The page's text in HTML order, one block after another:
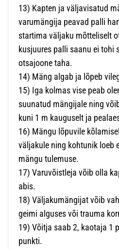
13) Kapten ja väljavisatud
varumängija peavad palli
startima väljaku mõtteliselt
kusjuures palli saanu ei tohi
otsajoone taha.
14) Mäng algab ja lõpeb
15) Iga kolmas vise peab
suunatud mängijale ning
kuni 1 m kauguselt ja
16) Mängu lõpuvile
väljakule ning kohtunik loeb
mängu tulemuse.
17) Varuvõistleja võib olla
abis.
18) Väljakumängijat võib
geimi alguses või trauma
19) Võitja saab 2, kaotaja 1
punkti.